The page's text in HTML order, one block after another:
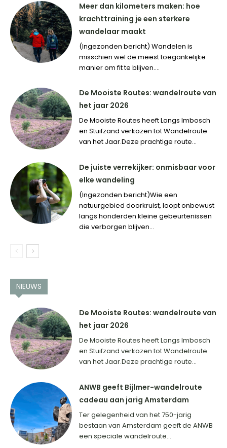
Meer dan kilometers maken: hoe
krachttraining je een sterkere
wandelaar maakt
(Ingezonden bericht) Wandelen is
misschien wel de meest toegankelijke
manier om fit te blijven....
De Mooiste Routes: wandelroute van
het jaar 2026
De Mooiste Routes heeft Langs Imbosch
en Stuifzand verkozen tot Wandelroute
van het Jaar.Deze prachtige route...
De juiste verrekijker: onmisbaar voor
elke wandeling
(Ingezonden bericht)Wie een
natuurgebied doorkruist, loopt onbewust
langs honderden kleine gebeurtenissen
die verborgen blijven...
NIEUWS
De Mooiste Routes: wandelroute van
het jaar 2026
De Mooiste Routes heeft Langs Imbosch
en Stuifzand verkozen tot Wandelroute
van het Jaar.Deze prachtige route...
ANWB geeft Bijlmer-wandelroute
cadeau aan jarig Amsterdam
Ter gelegenheid van het 750-jarig
bestaan van Amsterdam geeft de ANWB
een speciale wandelroute...